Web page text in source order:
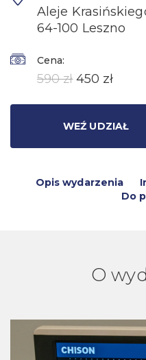
Aleje
64-100 Leszno
Cena:
590 zł 450 zł
WEŹ UDZIAŁ
Opis wydarzenia
Do
O